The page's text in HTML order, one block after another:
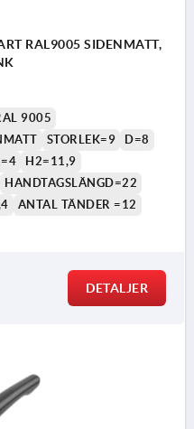
RAL9005 SIDENMATT,
9005
STORLEK=9
D=8
H2=11,9
HANDTAGSLÄNGD=22
ANTAL TÄNDER =12
DETALJER